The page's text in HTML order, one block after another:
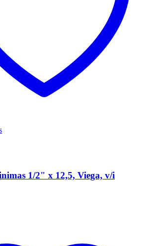
1/2" x 12,5, Viega, v/i